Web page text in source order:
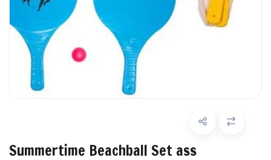
Summertime Beachball Set ass